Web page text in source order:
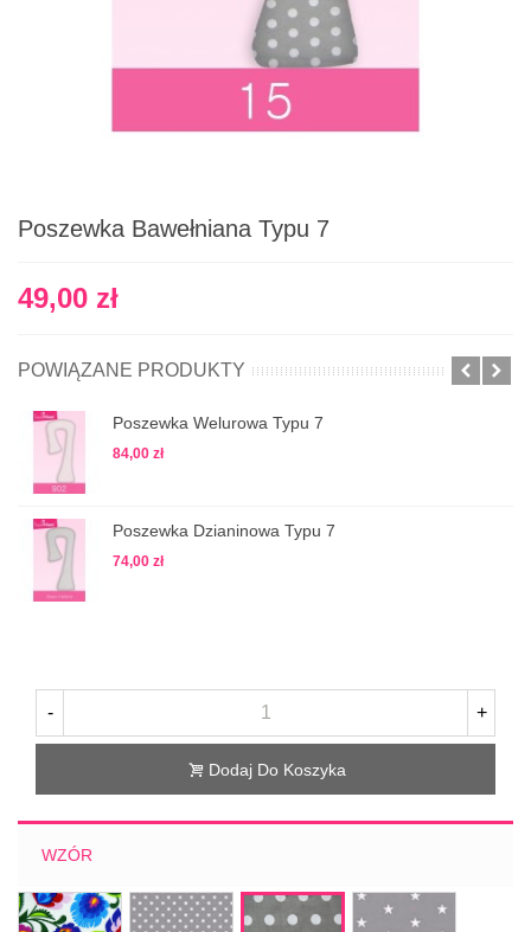
Poszewka Bawełniana Typu 7
49,00 zł
POWIĄZANE PRODUKTY
Poszewka Welurowa Typu 7
84,00 zł
Poszewka Dzianinowa Typu 7
74,00 zł
- +
Dodaj Do Koszyka
WZÓR
słowiański
groszki
szare
szara
w
szare
gwiazdki